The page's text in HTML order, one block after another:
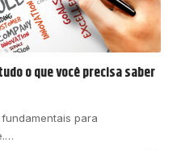
o que você precisa saber
para